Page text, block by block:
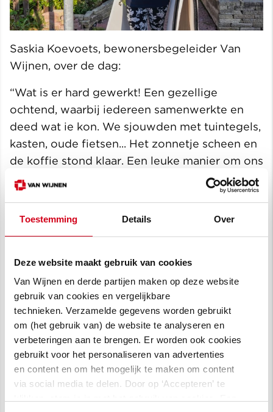
Toestemming Details Over
Deze website maakt gebruik van cookies
Van Wijnen en derde partijen maken op deze website
gebruik van cookies en vergelijkbare
technieken. Verzamelde gegevens worden gebruikt
om (het gebruik van) de website te analyseren en
verbeteringen aan te brengen. Er worden ook cookies
gebruikt voor het personaliseren van advertenties
en content en om het mogelijk te maken om content
via social media te delen. Door op ‘Accepteren’ te
Saskia Koevoets, bewonersbegeleider Van
Wijnen, over de dag:
“Wat is er hard gewerkt! Een gezellige
ochtend, waarbij iedereen samenwerkte en
deed wat ie kon. We sjouwden met tuintegels,
kasten, oude fietsen... Het zonnetje scheen en
de koffie stond klaar. Een leuke manier om ons
project te starten!”
Saskia Koevoets, bewonersbegeleider, samen met een van de
buurtbewoners